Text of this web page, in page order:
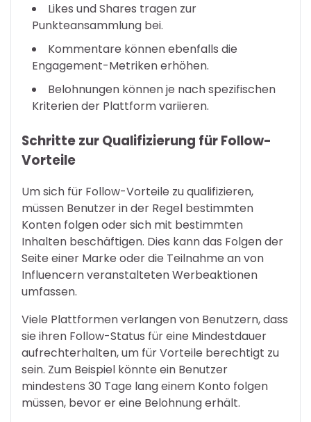
Likes und Shares tragen zur
Punkteansammlung bei.
Kommentare können ebenfalls die
Engagement-Metriken erhöhen.
Belohnungen können je nach spezifischen
Kriterien der Plattform variieren.
Schritte zur Qualifizierung für Follow-
Vorteile
Um sich für Follow-Vorteile zu qualifizieren,
müssen Benutzer in der Regel bestimmten
Konten folgen oder sich mit bestimmten
Inhalten beschäftigen. Dies kann das Folgen der
Seite einer Marke oder die Teilnahme an von
Influencern veranstalteten Werbeaktionen
umfassen.
Viele Plattformen verlangen von Benutzern, dass
sie ihren Follow-Status für eine Mindestdauer
aufrechterhalten, um für Vorteile berechtigt zu
sein. Zum Beispiel könnte ein Benutzer
mindestens 30 Tage lang einem Konto folgen
müssen, bevor er eine Belohnung erhält.